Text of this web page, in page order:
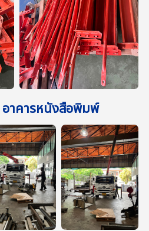
อาคารหนังสือพิมพ์